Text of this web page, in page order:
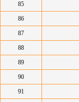
85
86
87
88
89
90
91